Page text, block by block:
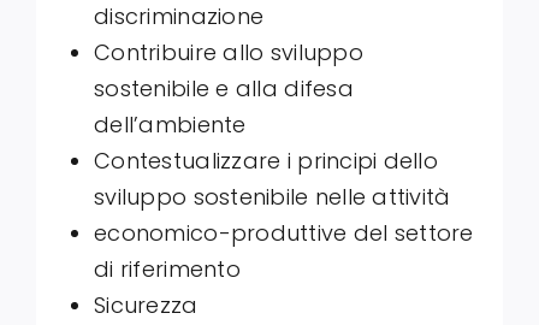
discriminazione
Contribuire allo sviluppo
sostenibile e alla difesa
dell’ambiente
Contestualizzare i principi dello
sviluppo sostenibile nelle attività
economico-produttive del settore
di riferimento
Sicurezza